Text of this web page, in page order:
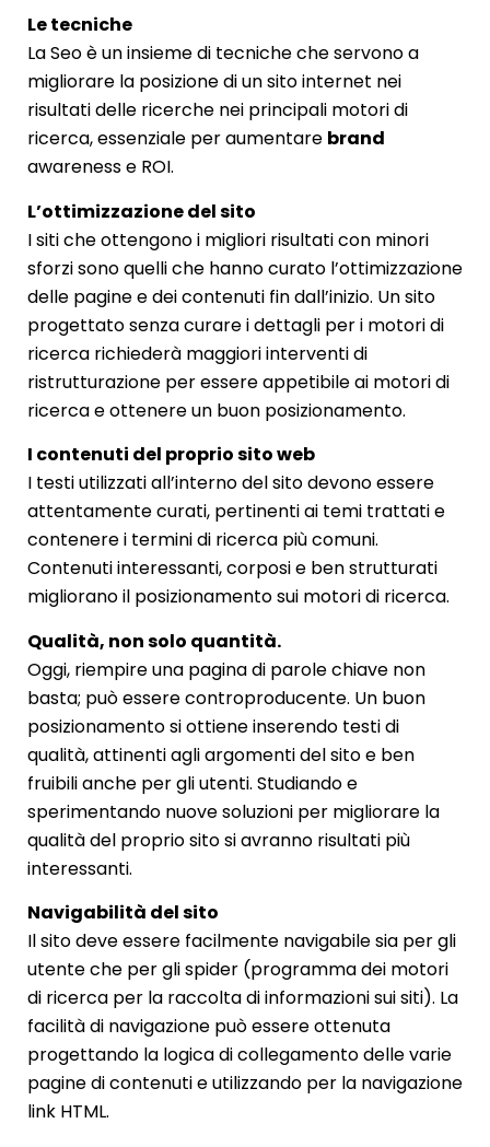
Le tecniche
La Seo è un insieme di tecniche che servono a
migliorare la posizione di un sito internet nei
risultati delle ricerche nei principali motori di
ricerca, essenziale per aumentare brand
awareness e ROI.
L’ottimizzazione del sito
I siti che ottengono i migliori risultati con minori
sforzi sono quelli che hanno curato l’ottimizzazione
delle pagine e dei contenuti fin dall’inizio. Un sito
progettato senza curare i dettagli per i motori di
ricerca richiederà maggiori interventi di
ristrutturazione per essere appetibile ai motori di
ricerca e ottenere un buon posizionamento.
I contenuti del proprio sito web
I testi utilizzati all’interno del sito devono essere
attentamente curati, pertinenti ai temi trattati e
contenere i termini di ricerca più comuni.
Contenuti interessanti, corposi e ben strutturati
migliorano il posizionamento sui motori di ricerca.
Qualità, non solo quantità.
Oggi, riempire una pagina di parole chiave non
basta; può essere controproducente. Un buon
posizionamento si ottiene inserendo testi di
qualità, attinenti agli argomenti del sito e ben
fruibili anche per gli utenti. Studiando e
sperimentando nuove soluzioni per migliorare la
qualità del proprio sito si avranno risultati più
interessanti.
Navigabilità del sito
Il sito deve essere facilmente navigabile sia per gli
utente che per gli spider (programma dei motori
di ricerca per la raccolta di informazioni sui siti). La
facilità di navigazione può essere ottenuta
progettando la logica di collegamento delle varie
pagine di contenuti e utilizzando per la navigazione
link HTML.